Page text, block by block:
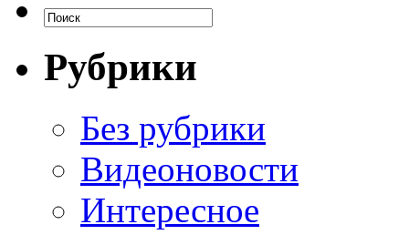
Рубрики
Без рубрики
Видеоновости
Интересное